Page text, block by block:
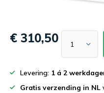
€ 310,50
Levering: 1 á 2
Gratis verzending in NL